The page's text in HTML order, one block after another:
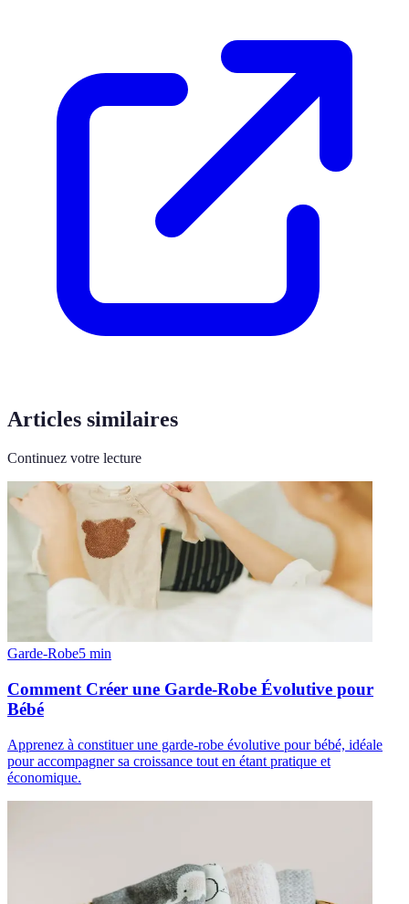
Articles similaires
Continuez votre lecture
Garde-Robe5 min
Comment Créer une Garde-Robe Évolutive pour
Bébé
Apprenez à constituer une garde-robe évolutive pour bébé, idéale
pour accompagner sa croissance tout en étant pratique et
économique.